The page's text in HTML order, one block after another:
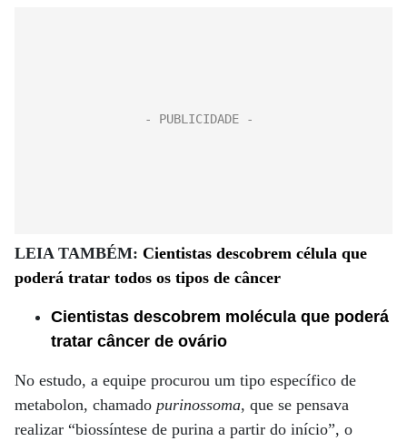
LEIA TAMBÉM: Cientistas descobrem célula que
poderá tratar todos os tipos de câncer
Cientistas descobrem molécula que poderá
tratar câncer de ovário
No estudo, a equipe procurou um tipo específico de
metabolon, chamado purinossoma, que se pensava
realizar “biossíntese de purina a partir do início”, o